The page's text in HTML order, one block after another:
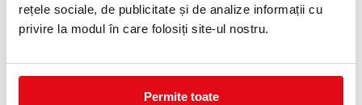
rețele sociale, de publicitate și de analize informații cu
privire la modul în care folosiți site-ul nostru.
Permite toate
Setul include 10 markere cu vârf rotund, de 2 mm ONE4ALL™
627HS (culori pastel) și este oferit într-o carcasă transparentă, în
Setul 10 x ONE4ALL™ 127HS conține markere acrilice dotate cu